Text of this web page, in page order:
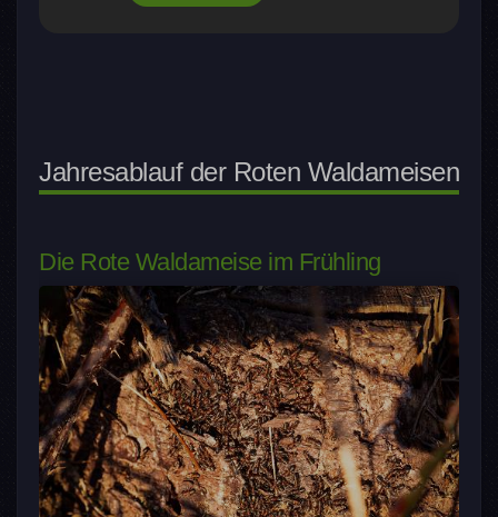
Jahresablauf der Roten Waldameisen
Die Rote Waldameise im Frühling